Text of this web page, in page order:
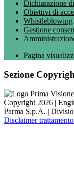
Dichiarazione
Obiettivi di
Whistleblowing
Gestione
Pagina
Sezione
Copyright 2026 |
Parma S.p.A. |
Disclaimer